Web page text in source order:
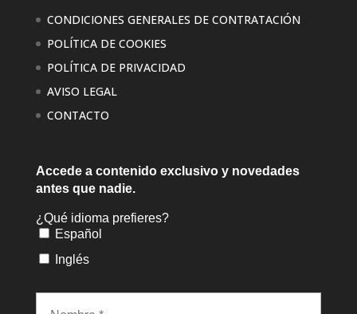
CONDICIONES GENERALES DE CONTRATACIÓN
POLÍTICA DE COOKIES
POLÍTICA DE PRIVACIDAD
AVISO LEGAL
CONTACTO
Accede a contenido exclusivo y novedades
antes que nadie.
¿Qué idioma prefieres?
Español
Inglés